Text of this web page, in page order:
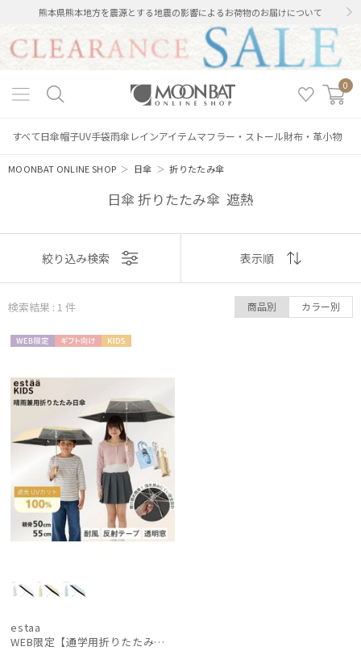
熊本県熊本地方を震源とする地震の影響によるお荷物のお届けについて
0
すべて日傘帽子UV手袋雨傘 レインアイテムマフラー・ストール財布・革小物
MOONBAT ONLINE SHOP ＞ 日傘 ＞折りたたみ傘
日傘 折りたたみ傘 遮熱
カテゴリー
ブランド
傘機能
表示
おすすめ
価格の高い
順
価格の低い
順
人気順
売上点数順
絞り込み検索 表示順
検索結果 : 1 件 商品別 カラー別
estaa
WEB限定【通学用折りたたみ日傘】キッズ日傘 プレーン 遮光100 UV100 耐風